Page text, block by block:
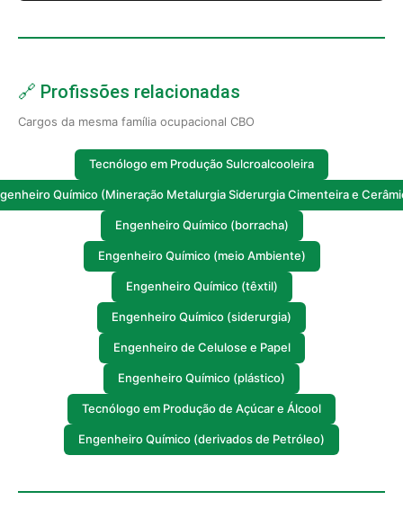
🔗 Profissões relacionadas
Cargos da mesma família ocupacional CBO
Tecnólogo em Produção Sulcroalcooleira
Químico (Mineração Metalurgia Siderurgia Cimenteira e
Engenheiro Químico (borracha)
Engenheiro Químico (meio Ambiente)
Engenheiro Químico (têxtil)
Engenheiro Químico (siderurgia)
Engenheiro de Celulose e Papel
Engenheiro Químico (plástico)
Tecnólogo em Produção de Açúcar e Álcool
Engenheiro Químico (derivados de Petróleo)